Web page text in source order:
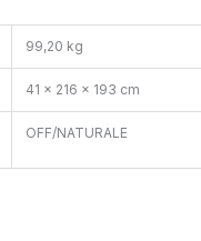
99,20 kg
41 × 216 × 193 cm
OFF/NATURALE